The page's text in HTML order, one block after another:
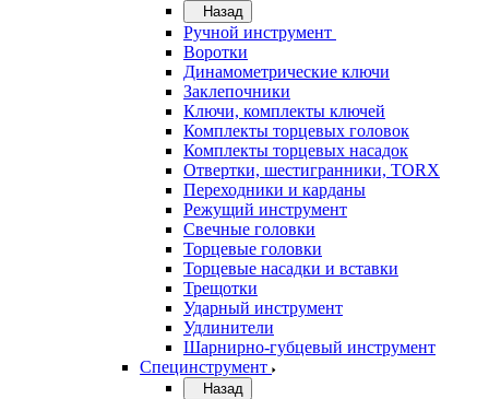
Назад
Ручной инструмент
Воротки
Динамометрические ключи
Заклепочники
Ключи, комплекты ключей
Комплекты торцевых головок
Комплекты торцевых насадок
Отвертки, шестигранники, TORX
Переходники и карданы
Режущий инструмент
Свечные головки
Торцевые головки
Торцевые насадки и вставки
Трещотки
Ударный инструмент
Удлинители
Шарнирно-губцевый инструмент
Специнструмент
Назад